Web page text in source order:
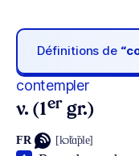
Définitions de
contempler
v. (1er gr.)
FR [kɔ̃tɑ̃ple]